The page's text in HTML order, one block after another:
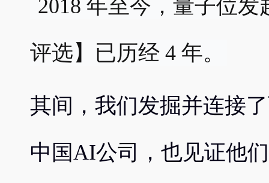
评选】已历经 4 年。
其间，我们发掘并连接
中国AI公司，也见证他